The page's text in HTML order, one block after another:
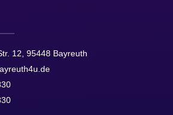
12, 95448 Bayreuth